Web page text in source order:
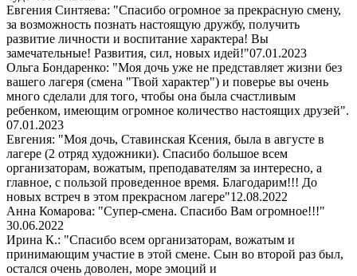
Евгения Синтяева: "Спасибо огромное за прекрасную смену,
за возможность познать настоящую дружбу, получить
развитие личности и воспитание характера! Вы
замечательные! Развития, сил, новых идей!"07.01.2023
Ольга Бондаренко: "Моя дочь уже не представляет жизни без
вашего лагеря (смена "Твой характер") и поверье вы очень
много сделали для того, чтобы она была счастливым
ребенком, имеющим огромное количество настоящих друзей".
07.01.2023
Евгения: "Моя дочь, Ставинская Ксения, была в августе в
лагере (2 отряд художники). Спасибо большое всем
организаторам, вожатым, преподавателям за интересно, а
главное, с пользой проведенное время. Благодарим!!! До
новых встреч в этом прекрасном лагере"12.08.2022
Анна Комарова: "Супер-смена. Спасибо Вам огромное!!!"
30.06.2022
Ирина К.: "Спасибо всем организаторам, вожатым и
принимающим участие в этой смене. Сын во второй раз был,
остался очень доволен, море эмоций и